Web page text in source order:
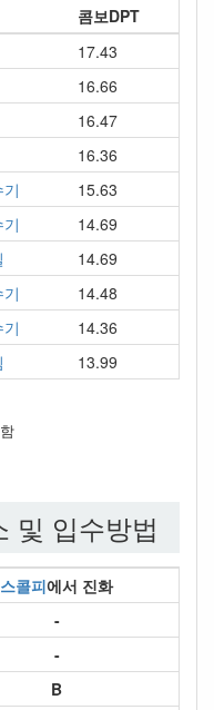
콤보DPT
17.43
16.66
16.47
16.36
15.63
14.69
14.69
14.48
14.36
13.99
및 입수방법
스콜피에서 진화
-
-
B